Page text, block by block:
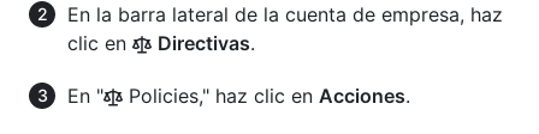
En la barra lateral de la cuenta de empresa, haz
clic en
Directivas.
En " Policies," haz clic en Acciones.